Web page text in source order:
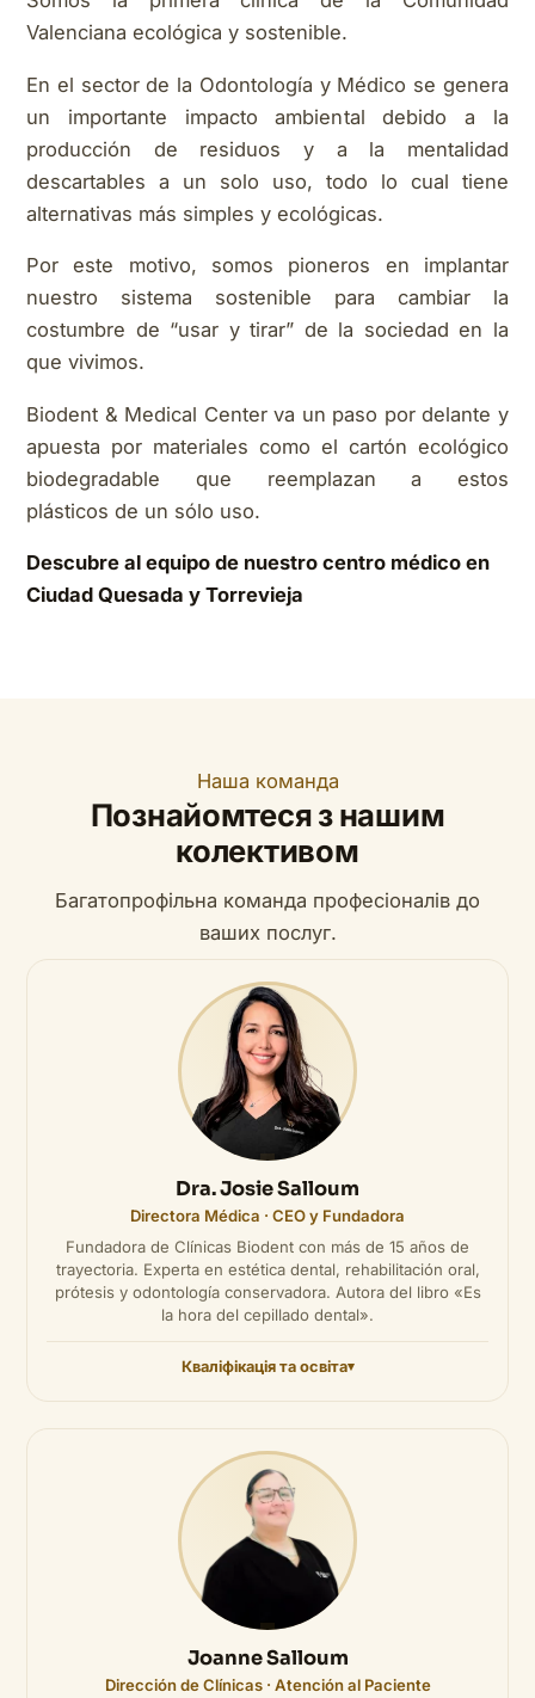
Valenciana ecológica y sostenible.
En el sector de la Odontología y Médico se genera
un importante impacto ambiental debido a la
producción de residuos y a la mentalidad
descartables a un solo uso, todo lo cual tiene
alternativas más simples y ecológicas.
Por este motivo, somos pioneros en implantar
nuestro sistema sostenible para cambiar la
costumbre de “usar y tirar” de la sociedad en la
que vivimos.
Biodent & Medical Center va un paso por delante y
apuesta por materiales como el cartón ecológico
biodegradable que reemplazan a estos
plásticos de un sólo uso.
Descubre al equipo de nuestro centro médico en
Ciudad Quesada y Torrevieja
Наша команда
Познайомтеся з нашим
колективом
Багатопрофільна команда професіоналів до
ваших послуг.
Dra. Josie Salloum
Directora Médica · CEO y Fundadora
Fundadora de Clínicas Biodent con más de 15 años de
trayectoria. Experta en estética dental, rehabilitación oral,
prótesis y odontología conservadora. Autora del libro «Es
la hora del cepillado dental».
Кваліфікація та освіта
Joanne Salloum
Dirección de Clínicas · Atención al Paciente